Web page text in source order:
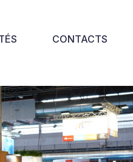
CONTACTS